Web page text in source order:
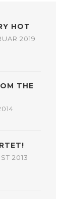
HOT
2019
THE
2013